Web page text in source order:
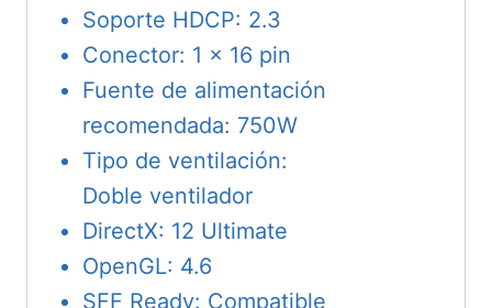
Soporte HDCP: 2.3
Conector: 1 x 16 pin
Fuente de alimentación
recomendada: 750W
Tipo de ventilación:
Doble ventilador
DirectX: 12 Ultimate
OpenGL: 4.6
SFF Ready: Compatible